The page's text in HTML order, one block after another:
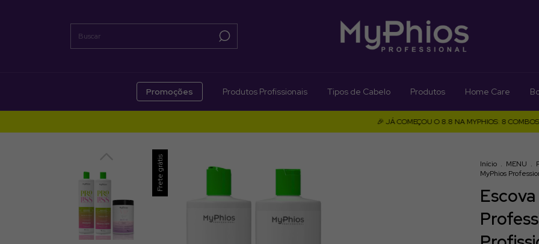
Promoções Produtos Profissionais Tipos de Cabelo Produtos Home Care
🎉 JÁ COMEÇOU O 8.8 NA MYPHIOS: 8 COMBOS COM
Frete grátis Início . MENU .
MyPhios